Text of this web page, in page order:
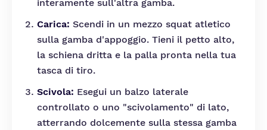
interamente sull'altra gamba.
Carica: Scendi in un mezzo squat atletico
sulla gamba d'appoggio. Tieni il petto alto,
la schiena dritta e la palla pronta nella tua
tasca di tiro.
Scivola: Esegui un balzo laterale
controllato o uno "scivolamento" di lato,
atterrando dolcemente sulla stessa gamba